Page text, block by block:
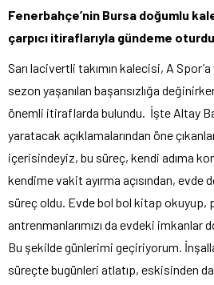
Fenerbahçe’nin Bursa doğumlu
çarpıcı itiraflarıyla gündeme oturdu.
Sarı lacivertli takımın kalecisi, A Spor’a
sezon yaşanılan başarısızlığa
önemli itiraflarda bulundu. İşte Altay
yaratacak açıklamalarından öne
içerisindeyiz, bu süreç, kendi adıma
kendime vakit ayırma açısından,
süreç oldu. Evde bol bol kitap okuyup,
antrenmanlarımızı da evdeki imkanlar
Bu şekilde günlerimi geçiriyorum.
süreçte bugünleri atlatıp, eskisinden